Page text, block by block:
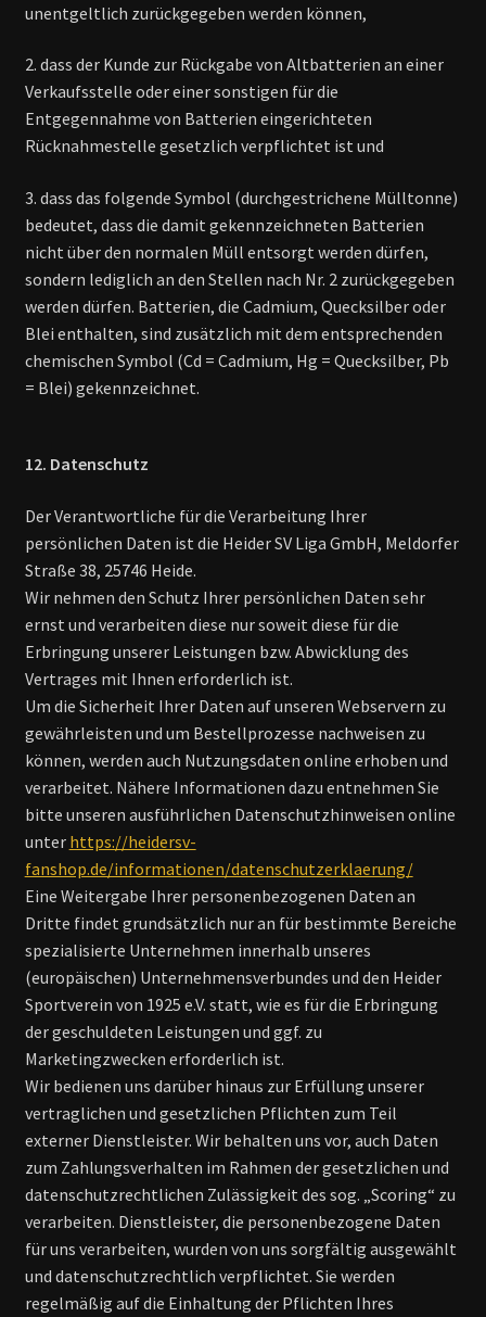
unentgeltlich zurückgegeben werden können,
2. dass der Kunde zur Rückgabe von Altbatterien an einer
Verkaufsstelle oder einer sonstigen für die
Entgegennahme von Batterien eingerichteten
Rücknahmestelle gesetzlich verpflichtet ist und
3. dass das folgende Symbol (durchgestrichene Mülltonne)
bedeutet, dass die damit gekennzeichneten Batterien
nicht über den normalen Müll entsorgt werden dürfen,
sondern lediglich an den Stellen nach Nr. 2 zurückgegeben
werden dürfen. Batterien, die Cadmium, Quecksilber oder
Blei enthalten, sind zusätzlich mit dem entsprechenden
chemischen Symbol (Cd = Cadmium, Hg = Quecksilber, Pb
= Blei) gekennzeichnet.
12. Datenschutz
Der Verantwortliche für die Verarbeitung Ihrer
persönlichen Daten ist die Heider SV Liga GmbH, Meldorfer
Straße 38, 25746 Heide.
Wir nehmen den Schutz Ihrer persönlichen Daten sehr
ernst und verarbeiten diese nur soweit diese für die
Erbringung unserer Leistungen bzw. Abwicklung des
Vertrages mit Ihnen erforderlich ist.
Um die Sicherheit Ihrer Daten auf unseren Webservern zu
gewährleisten und um Bestellprozesse nachweisen zu
können, werden auch Nutzungsdaten online erhoben und
verarbeitet. Nähere Informationen dazu entnehmen Sie
bitte unseren ausführlichen Datenschutzhinweisen online
unter https://heidersv-
fanshop.de/informationen/datenschutzerklaerung/
Eine Weitergabe Ihrer personenbezogenen Daten an
Dritte findet grundsätzlich nur an für bestimmte Bereiche
spezialisierte Unternehmen innerhalb unseres
(europäischen) Unternehmensverbundes und den Heider
Sportverein von 1925 e.V. statt, wie es für die Erbringung
der geschuldeten Leistungen und ggf. zu
Marketingzwecken erforderlich ist.
Wir bedienen uns darüber hinaus zur Erfüllung unserer
vertraglichen und gesetzlichen Pflichten zum Teil
externer Dienstleister. Wir behalten uns vor, auch Daten
zum Zahlungsverhalten im Rahmen der gesetzlichen und
datenschutzrechtlichen Zulässigkeit des sog. „Scoring“ zu
verarbeiten. Dienstleister, die personenbezogene Daten
für uns verarbeiten, wurden von uns sorgfältig ausgewählt
und datenschutzrechtlich verpflichtet. Sie werden
regelmäßig auf die Einhaltung der Pflichten Ihres